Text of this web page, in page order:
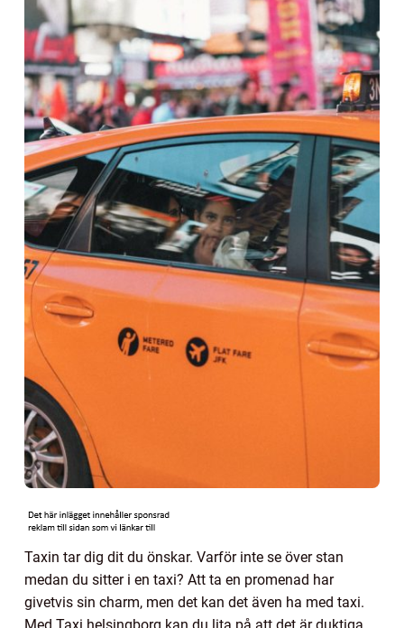
Taxin tar dig dit du önskar. Varför inte se över stan
medan du sitter i en taxi? Att ta en promenad har
givetvis sin charm, men det kan det även ha med taxi.